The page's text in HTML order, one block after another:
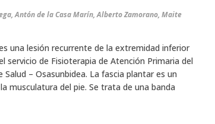
Antón de la Casa Marín, Alberto Zamorano, Maite
una lesión recurrente de la extremidad inferior
servicio de Fisioterapia de Atención Primaria del
Salud – Osasunbidea. La fascia plantar es un
musculatura del pie. Se trata de una banda